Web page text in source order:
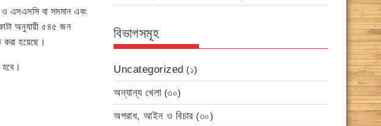
ও এসএসসি বা সমমান এবং
অনুযায়ী ৫৪৫ জন
করা হয়েছে।
হবে।
বিভাগসমূহ
Uncategorized (১)
অন্যান্য খেলা(৩০)
অপরাধ, আইন ও বিচার (৩০)